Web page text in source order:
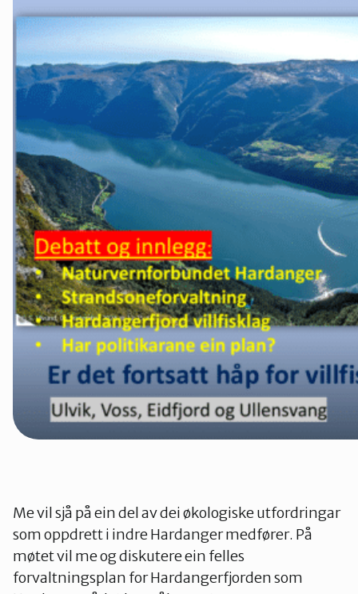
Vaksdal
Voss Naturvernlag
Me vil sjå på ein del av dei økologiske utfordringar
som oppdrett i indre Hardanger medfører. På
møtet vil me og diskutere ein felles
forvaltningsplan for Hardangerfjorden som